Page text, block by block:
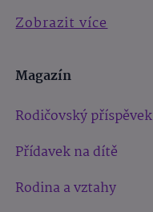
Zobrazit více
Magazín
Rodičovský příspěvek
Přídavek na dítě
Rodina a vztahy